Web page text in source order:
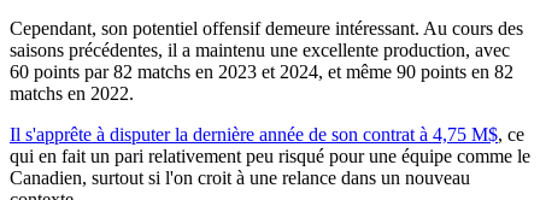
Cependant, son potentiel offensif demeure intéressant. Au cours des
saisons précédentes, il a maintenu une excellente production, avec
60 points par 82 matchs en 2023 et 2024, et même 90 points en 82
matchs en 2022.
Il s'apprête à disputer la dernière année de son contrat à 4,75 M$, ce
qui en fait un pari relativement peu risqué pour une équipe comme le
Canadien, surtout si l'on croit à une relance dans un nouveau